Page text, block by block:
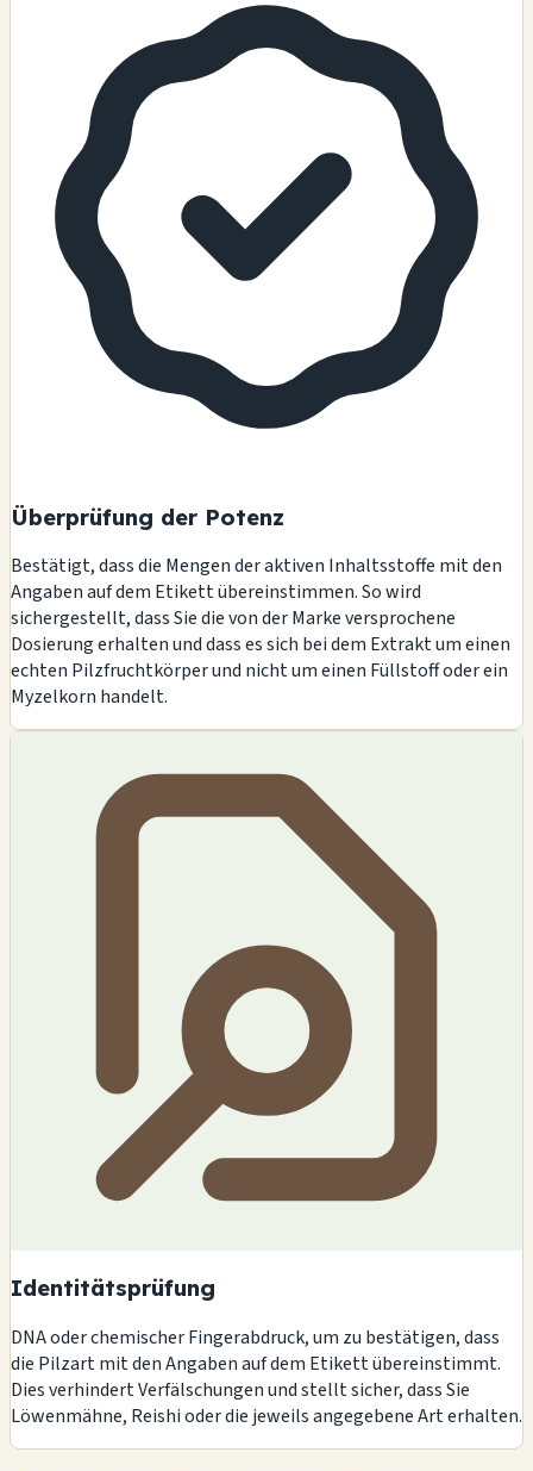
Überprüfung der Potenz
Bestätigt, dass die Mengen der aktiven Inhaltsstoffe mit den
Angaben auf dem Etikett übereinstimmen. So wird
sichergestellt, dass Sie die von der Marke versprochene
Dosierung erhalten und dass es sich bei dem Extrakt um einen
echten Pilzfruchtkörper und nicht um einen Füllstoff oder ein
Myzelkorn handelt.
Identitätsprüfung
DNA oder chemischer Fingerabdruck, um zu bestätigen, dass
die Pilzart mit den Angaben auf dem Etikett übereinstimmt.
Dies verhindert Verfälschungen und stellt sicher, dass Sie
Löwenmähne, Reishi oder die jeweils angegebene Art erhalten.